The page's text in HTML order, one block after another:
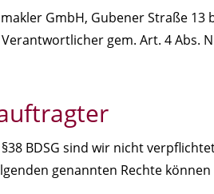
GmbH, Gubener Straße 13
gem. Art. 4 Abs.
§38 BDSG sind wir nicht
genannten Rechte